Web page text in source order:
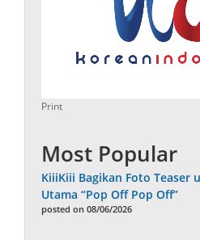
Print
Most Popular
KiiiKiii Bagikan Foto Teaser
Utama “Pop Off Pop Off”
posted on 08/06/2026